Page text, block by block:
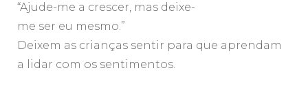
“Ajude-me a crescer, mas deixe-
me ser eu mesmo.”
Deixem as crianças sentir para que aprendam
a lidar com os sentimentos.